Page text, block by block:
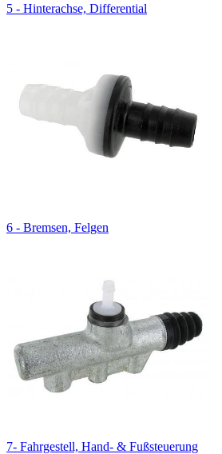
5 - Hinterachse, Differential
6 - Bremsen, Felgen
7- Fahrgestell, Hand- & Fußsteuerung